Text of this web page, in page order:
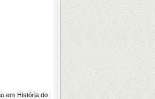
em História do